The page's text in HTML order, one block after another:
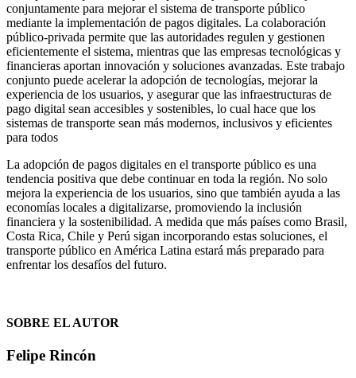
conjuntamente para mejorar el sistema de transporte público
mediante la implementación de pagos digitales. La colaboración
público-privada permite que las autoridades regulen y gestionen
eficientemente el sistema, mientras que las empresas tecnológicas y
financieras aportan innovación y soluciones avanzadas. Este trabajo
conjunto puede acelerar la adopción de tecnologías, mejorar la
experiencia de los usuarios, y asegurar que las infraestructuras de
pago digital sean accesibles y sostenibles, lo cual hace que los
sistemas de transporte sean más modernos, inclusivos y eficientes
para todos
La adopción de pagos digitales en el transporte público es una
tendencia positiva que debe continuar en toda la región. No solo
mejora la experiencia de los usuarios, sino que también ayuda a las
economías locales a digitalizarse, promoviendo la inclusión
financiera y la sostenibilidad. A medida que más países como Brasil,
Costa Rica, Chile y Perú sigan incorporando estas soluciones, el
transporte público en América Latina estará más preparado para
enfrentar los desafíos del futuro.
SOBRE EL AUTOR
Felipe Rincón